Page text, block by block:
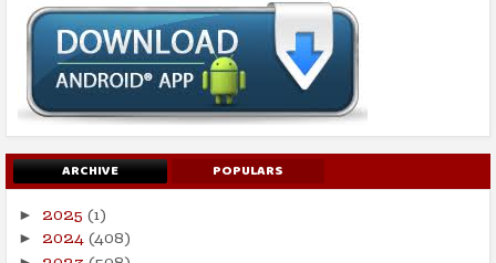
ARCHIVE POPULARS
► 2025 (1)
► 2024(408)